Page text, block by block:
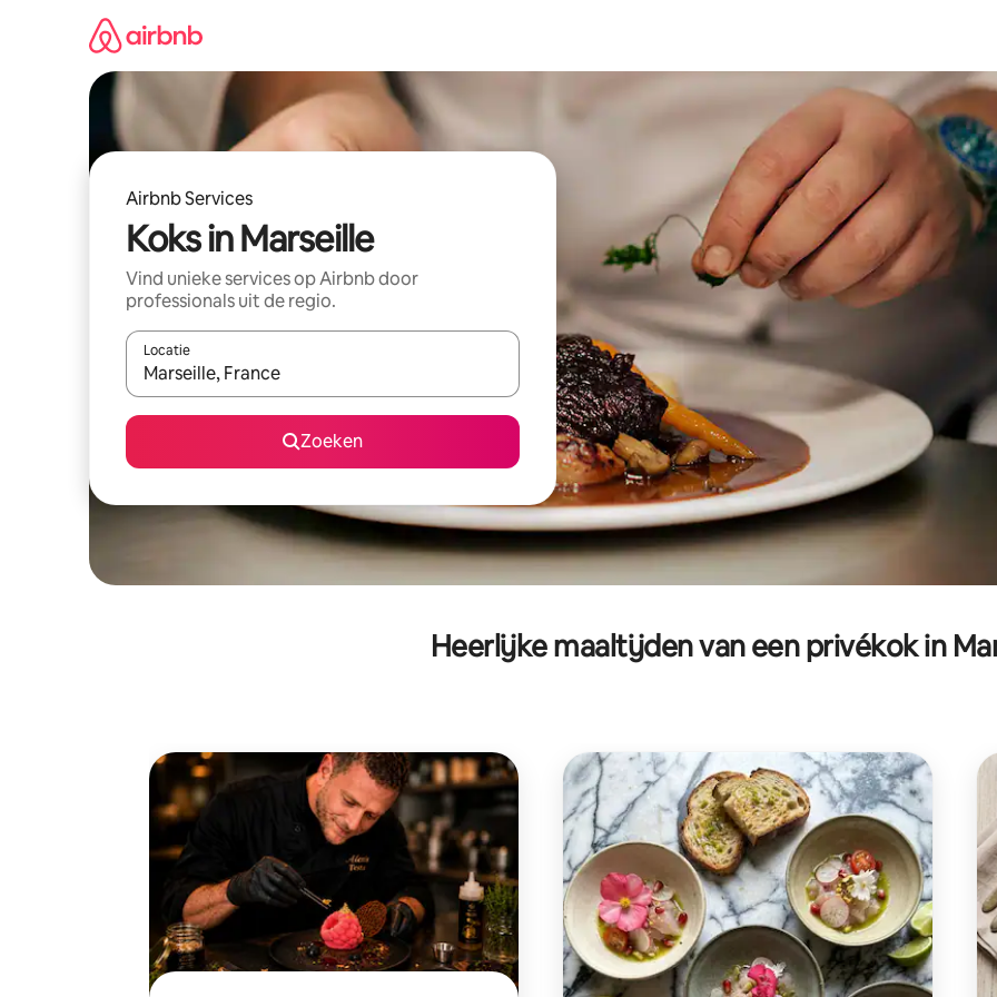
Airbnb Services
Koks in Marseille
Vind unieke services op Airbnb door
professionals uit de regio.
Locatie
Wanneer er suggesties beschikbaar zijn, maak je een keuze met je de pijltjestoetsen omhoog en omlaag, óf door te
Zoeken
Heerlijke maaltijden van een privékok in